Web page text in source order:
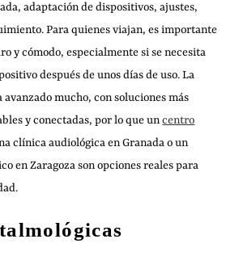
adaptación de dispositivos, ajustes,
Para quienes viajan, es importante
y cómodo, especialmente si se necesita
después de unos días de uso. La
mucho, con soluciones más
y conectadas, por lo que uncentro
clínica audiológica en Granada o un
en Zaragoza son opciones reales para